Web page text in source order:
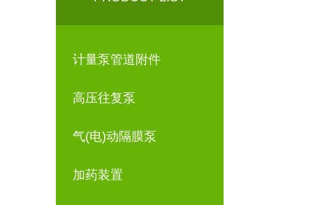
计量泵管道附件
高压往复泵
气(电)动隔膜泵
加药装置